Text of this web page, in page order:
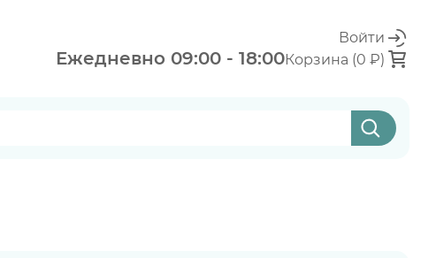
Ежедневно 09:00 - 18:00
Войти
Корзина (0 ₽)